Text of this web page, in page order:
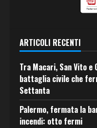
ARTICOLI RECENTI
Tra Macari, San Vito
battaglia civile che
Settanta
Palermo, fermata la
incendi: otto fermi